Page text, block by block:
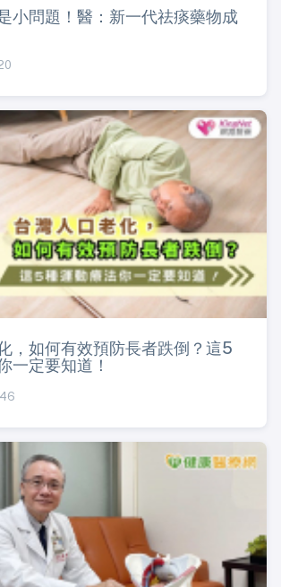
小問題！醫：新一代祛痰藥物成
，如何有效預防長者跌倒？這5
一定要知道！